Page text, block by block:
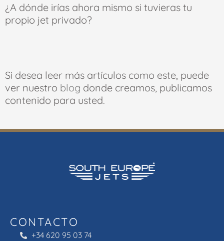
¿A dónde irías ahora mismo si tuvieras tu
propio jet privado?
Si desea leer más artículos como este, puede
ver nuestro blog donde creamos, publicamos
contenido para usted.
CONTACTO
+34 620 95 03 74